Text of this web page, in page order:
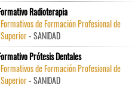
Radioterapia
de Formación Profesional de
- SANIDAD
Prótesis Dentales
de Formación Profesional de
- SANIDAD